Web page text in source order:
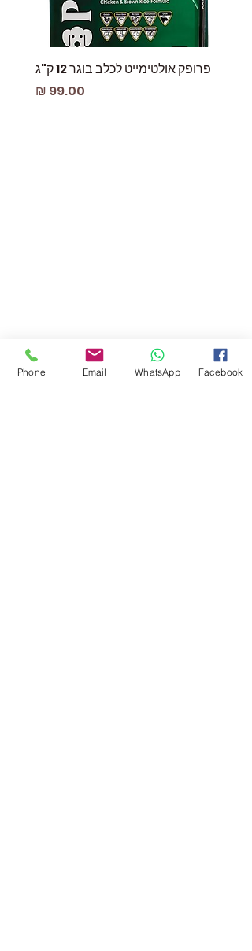
פרופק אולטימייט לכלב בוגר 12 ק"ג
מחיר
Phone Email WhatsApp Facebook